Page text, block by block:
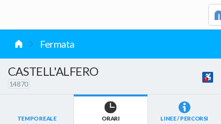
Fermata
CASTELL'ALFERO
14870
TEMPO REALE ORARI LINEE / PERCORSI